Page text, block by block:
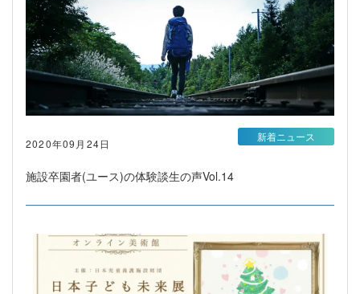
2020年09月24日
施設卒園者(ユース)の体験談生の声Vol.14
新着ニュース